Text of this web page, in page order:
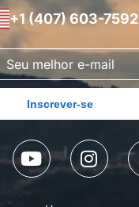
+1 (407) 603-7592
Inscrever-se